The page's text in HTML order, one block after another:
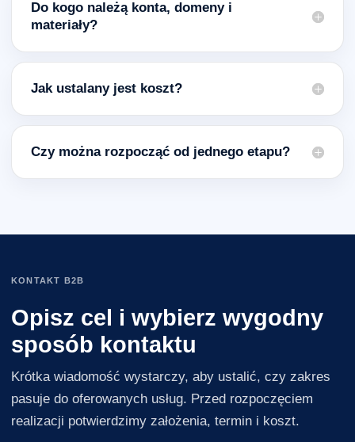
Do kogo należą konta, domeny i
materiały?
Jak ustalany jest koszt?
Czy można rozpocząć od jednego etapu?
KONTAKT B2B
Opisz cel i wybierz wygodny
sposób kontaktu
Krótka wiadomość wystarczy, aby ustalić, czy zakres
pasuje do oferowanych usług. Przed rozpoczęciem
realizacji potwierdzimy założenia, termin i koszt.